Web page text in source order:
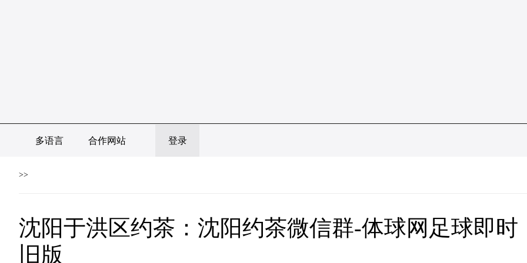
多语言 合作网站 登录
>>
沈阳于洪区约茶：沈阳约茶微信群-体球网足球即时
旧版